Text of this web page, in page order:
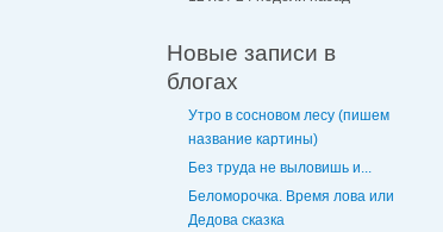
Новые записи в
блогах
Утро в сосновом лесу (пишем
название картины)
Без труда не выловишь и...
Беломорочка. Время лова или
Дедова сказка